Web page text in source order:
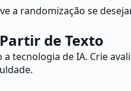
randomização se
de Texto
de IA. Crie